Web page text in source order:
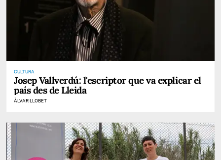
CULTURA
Josep Vallverdú: l'escriptor que va explicar el
país des de Lleida
ÀLVAR LLOBET